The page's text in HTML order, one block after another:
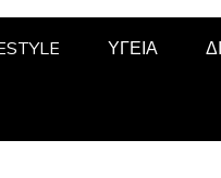
ΥΓΕΙΑ